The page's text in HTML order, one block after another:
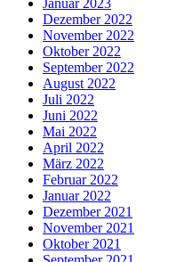
Januar 2023
Dezember 2022
November 2022
Oktober 2022
September 2022
August 2022
Juli 2022
Juni 2022
Mai 2022
April 2022
März 2022
Februar 2022
Januar 2022
Dezember 2021
November 2021
Oktober 2021